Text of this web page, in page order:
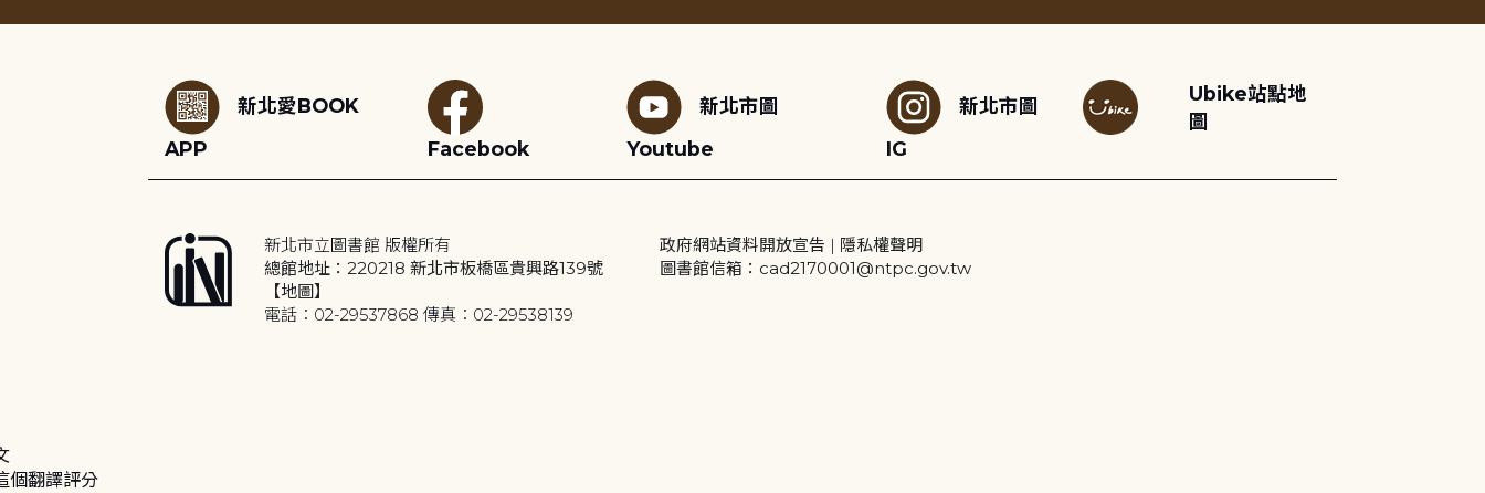
新北愛BOOK
APP
Facebook
新北市圖
Youtube
新北市圖
IG
Ubike站點地
圖
新北市立圖書館 版權所有
總館地址：220218 新北市板橋區貴興路139號
【地圖】
電話：02-29537868 傳真：02-29538139
政府網站資料開放宣告 | 隱私權聲明
圖書館信箱：cad2170001@ntpc.gov.tw
個翻譯評分